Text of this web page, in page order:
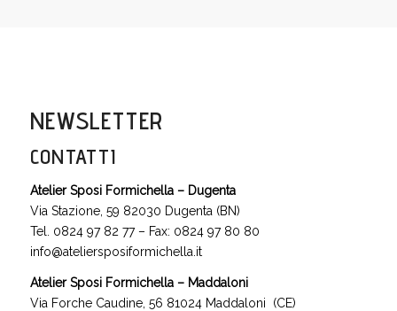
NEWSLETTER
CONTATTI
Atelier Sposi Formichella – Dugenta
Via Stazione, 59 82030 Dugenta (BN)
Tel. 0824 97 82 77 – Fax: 0824 97 80 80
info@ateliersposiformichella.it
Atelier Sposi Formichella – Maddaloni
Via Forche Caudine, 56 81024 Maddaloni (CE)